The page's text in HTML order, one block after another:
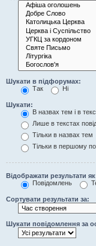
Шукати в підфорумах:
Так
Ні
Шукати:
В назвах тем і в
Лише в текстах
Тільки в назвах тем
Тільки в першому
Відображати результати
Повідомлень
Сортувати результати за:
Шукати повідомлення за